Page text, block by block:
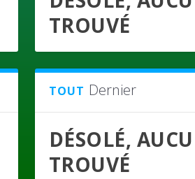
TROUVÉ
TOUT Dernier
DÉSOLÉ,
TROUVÉ